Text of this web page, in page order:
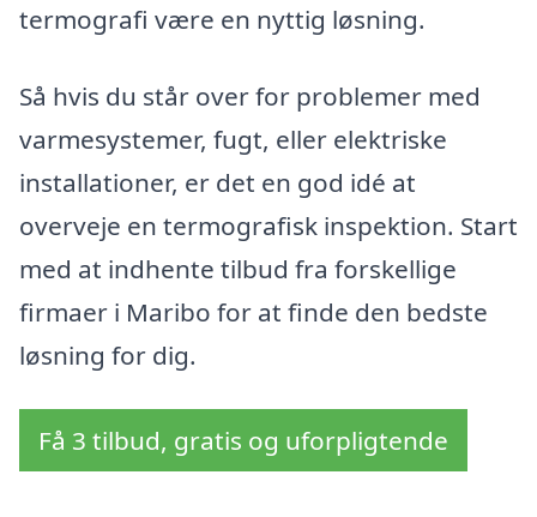
termografi være en nyttig løsning.
Så hvis du står over for problemer med
varmesystemer, fugt, eller elektriske
installationer, er det en god idé at
overveje en termografisk inspektion. Start
med at indhente tilbud fra forskellige
firmaer i Maribo for at finde den bedste
løsning for dig.
Få 3 tilbud, gratis og uforpligtende